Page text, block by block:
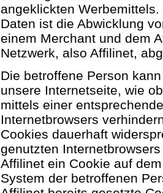
angeklickten
Daten ist die Abwicklung
einem Merchant und dem
Netzwerk, also Affilinet,
Die betroffene Person
unsere Internetseite, wie
mittels einer
Internetbrowsers
Cookies dauerhaft
genutzten
Affilinet ein Cookie auf
System der betroffenen